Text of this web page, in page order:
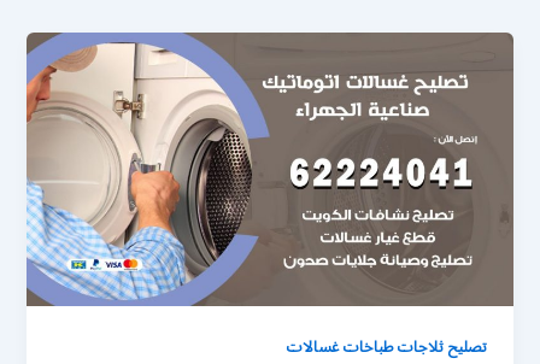
تصليح ثلاجات طباخات غسالات